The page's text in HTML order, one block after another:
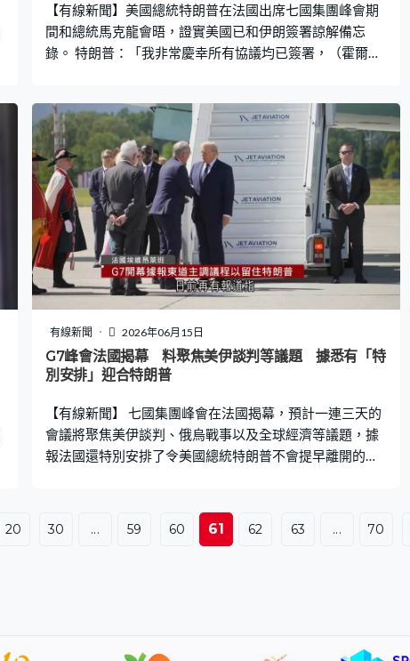
的選擇要麼直接跟盟友抗衡，要麼聽話的犧牲國家利
【有線新聞】美國總統特朗普在法國出席七國集團峰會期
間和總統馬克龍會晤，證實美國已和伊朗簽署諒解備忘
錄。 特朗普：「我非常慶幸所有協議均已簽署，（霍爾木
將完全開放。」 特朗普指協議內容可能在周五簽署儀式舉
行後公布。副總統萬斯則證實美伊周日已以電子形式簽署
協議。華府官員指美國代表是萬斯，伊朗代表則是議會議
長卡利巴夫。 協議據報涵蓋黎巴嫩停火，但以色列繼續與
真主黨交戰。總理內塔尼亞胡指以軍將不會從黎巴嫩南部
等地撤退。
有線新聞 2026年06月15日
G7峰會法國揭幕 料聚焦美伊談判等議題 據悉有「特
別安排」迎合特朗普
【有線新聞】 七國集團峰會在法國揭幕，預計一連三天的
會議將聚焦美伊談判、俄烏戰事以及全球經濟等議題，據
報法國還特別安排了令美國總統特朗普不會提早離開的議
昂萊班的會場，包括巴西總統盧拉及英國首相施紀賢等。
馬克龍在會前探訪執法和工作人員，又接受傳媒專訪，回
20 30 ... 59 60 61 62 63 ... 70